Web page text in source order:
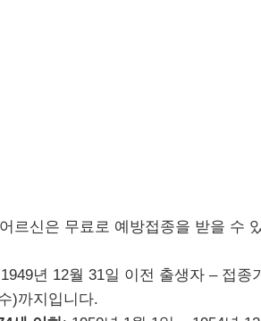
르신은 무료로 예방접종을 받을 수
년 12월 31일 이전 출생자 – 접종
)까지입니다.